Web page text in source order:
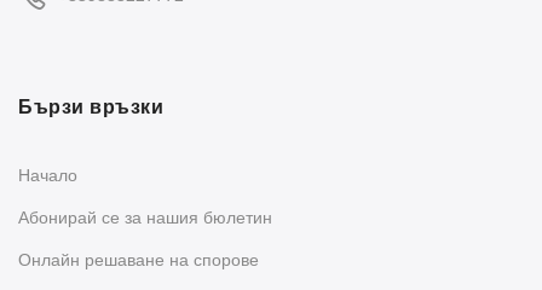
Бързи връзки
Начало
Абонирай се за нашия бюлетин
Oнлайн решаване на спорове